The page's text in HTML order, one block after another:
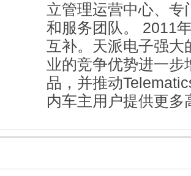
立管理运营中心、专
和服务团队。 2011
互补。天派电子强大
业的竞争优势进一步
品，并推动
内车主用户提供更